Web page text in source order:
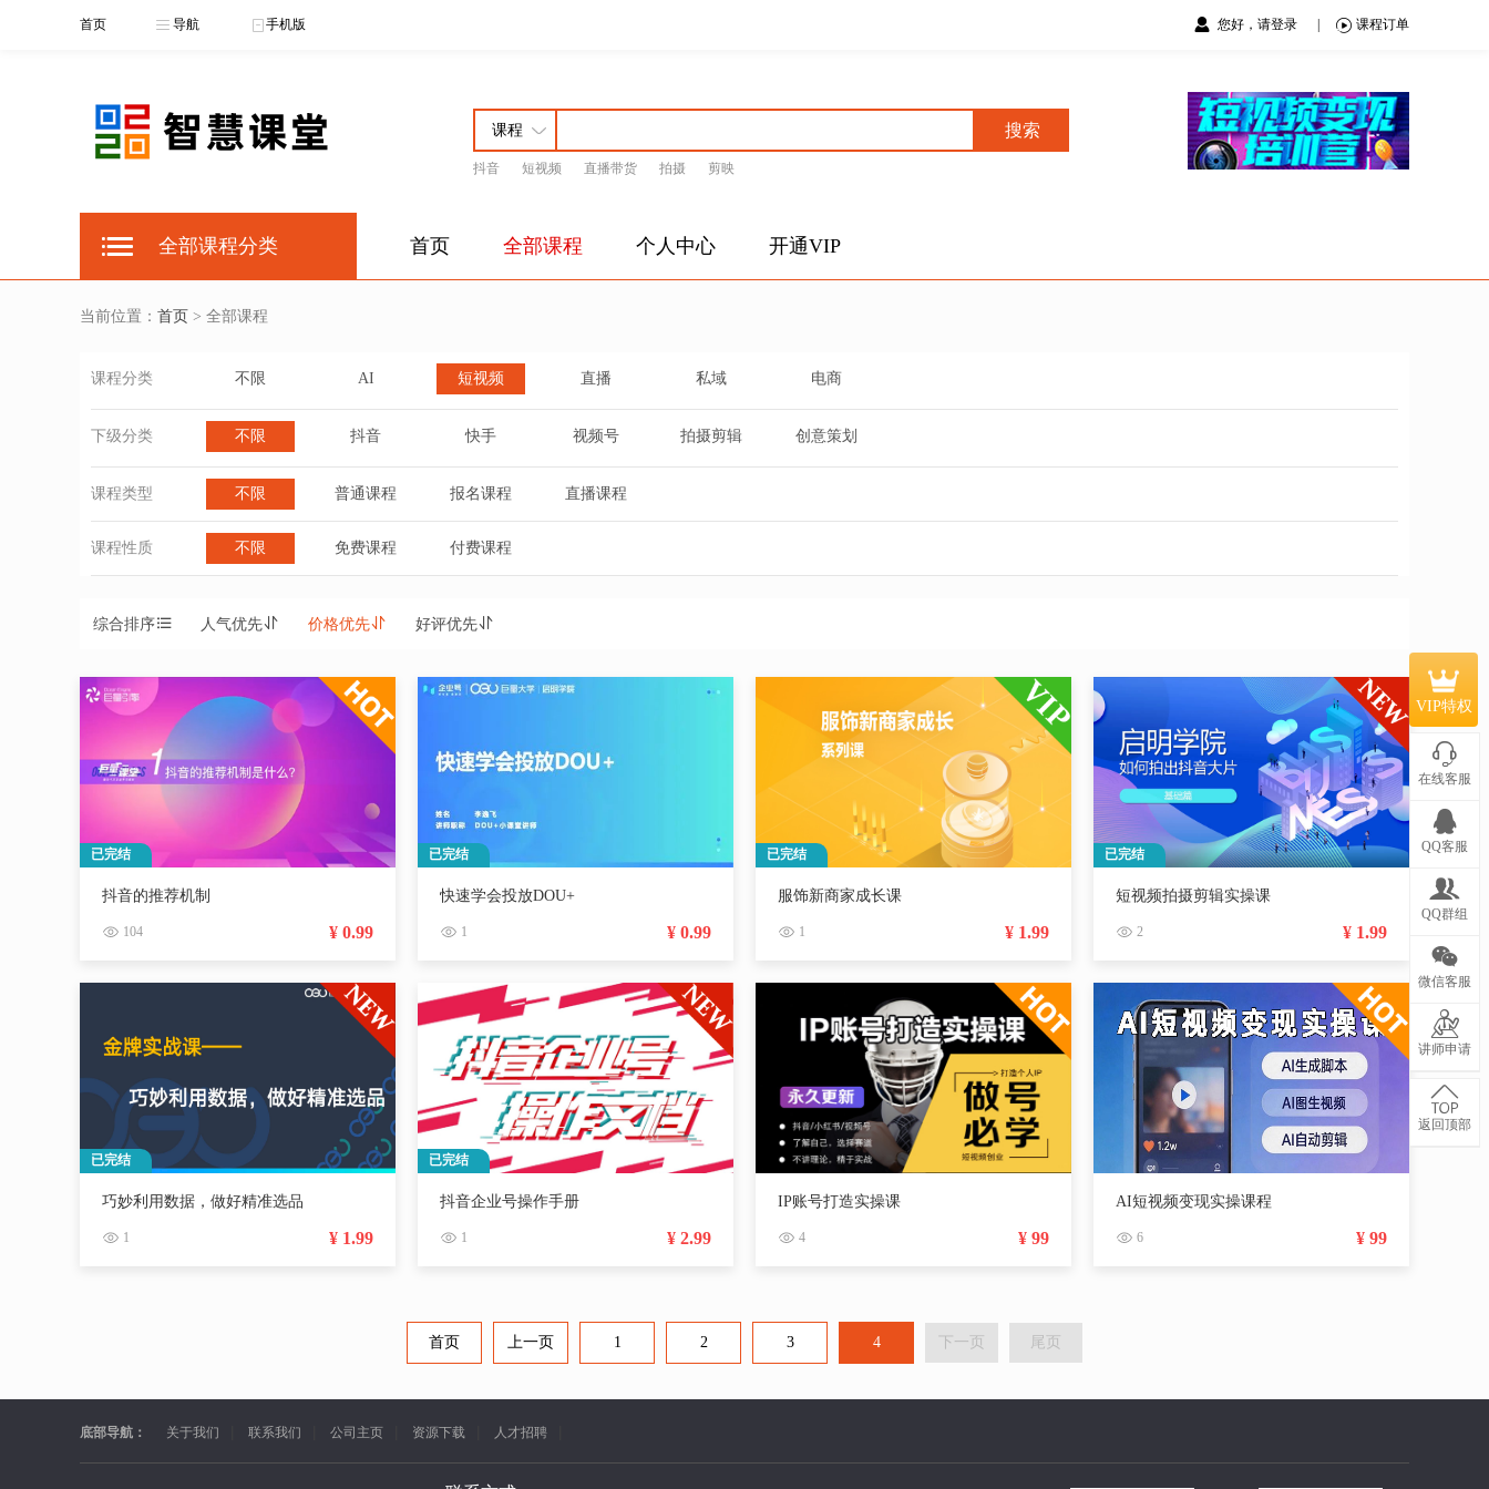
首页 导航 手机版 您好，请登录 课程订单
搜索
抖音 短视频 直播带货 拍摄 剪映
全部课程分类 首页 全部课程 个人中心 开通VIP
当前位置： 首页 > 全部课程
课程分类 不限 AI 短视频 直播 私域 电商
下级分类 不限 抖音 快手 视频号 拍摄剪辑 创意策划
课程类型 不限 普通课程 报名课程 直播课程
课程性质 不限 免费课程 付费课程
综合排序 人气优先 价格优先 好评优先
已完结
抖音的推荐机制
104 ¥ 0.99
已完结
快速学会投放DOU+
1 ¥ 0.99
已完结
服饰新商家成长课
1 ¥ 1.99
已完结
短视频拍摄剪辑实操课
2 ¥ 1.99
已完结
巧妙利用数据，做好精准选品
1 ¥ 1.99
已完结
抖音企业号操作手册
1 ¥ 2.99
IP账号打造实操课
4 ¥ 99
AI短视频变现实操课程
6 ¥ 99
首页 上一页 1 2 3 4 下一页 尾页
底部导航： 关于我们 联系我们 公司主页 资源下载 人才招聘
VIP特权
在线客服
QQ客服
QQ群组
微信客服
讲师申请
返回顶部